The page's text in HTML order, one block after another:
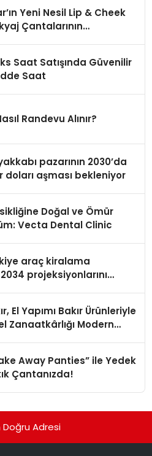
Yeni Nesil Lip & Cheek
Çantalarının
Saat Satışında Güvenilir
Saat
Randevu Alınır?
pazarının 2030’da
doları aşması bekleniyor
Doğal ve Ömür
Vecta Dental Clinic
araç kiralama
projeksiyonlarını
El Yapımı Bakır Ürünleriyle
Zanaatkârlığı Modern
Away Panties” ile Yedek
Çantanızda!
Doğru Adresi